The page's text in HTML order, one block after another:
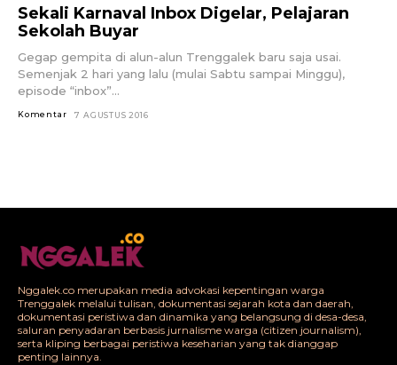
Sekali Karnaval Inbox Digelar, Pelajaran
Sekolah Buyar
Gegap gempita di alun-alun Trenggalek baru saja usai.
Semenjak 2 hari yang lalu (mulai Sabtu sampai Minggu),
episode “inbox”...
Komentar 7 AGUSTUS 2016
Nggalek.co merupakan media advokasi kepentingan warga
Trenggalek melalui tulisan, dokumentasi sejarah kota dan daerah,
dokumentasi peristiwa dan dinamika yang belangsung di desa-desa,
saluran penyadaran berbasis jurnalisme warga (citizen journalism),
serta kliping berbagai peristiwa keseharian yang tak dianggap
penting lainnya.